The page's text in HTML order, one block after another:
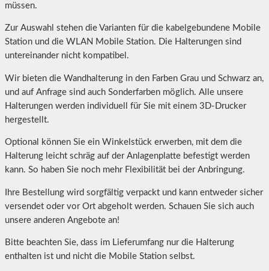
müssen.
Zur Auswahl stehen die Varianten für die kabelgebundene Mobile
Station und die WLAN Mobile Station. Die Halterungen sind
untereinander nicht kompatibel.
Wir bieten die Wandhalterung in den Farben Grau und Schwarz an,
und auf Anfrage sind auch Sonderfarben möglich. Alle unsere
Halterungen werden individuell für Sie mit einem 3D-Drucker
hergestellt.
Optional können Sie ein Winkelstück erwerben, mit dem die
Halterung leicht schräg auf der Anlagenplatte befestigt werden
kann. So haben Sie noch mehr Flexibilität bei der Anbringung.
Ihre Bestellung wird sorgfältig verpackt und kann entweder sicher
versendet oder vor Ort abgeholt werden. Schauen Sie sich auch
unsere anderen Angebote an!
Bitte beachten Sie, dass im Lieferumfang nur die Halterung
enthalten ist und nicht die Mobile Station selbst.